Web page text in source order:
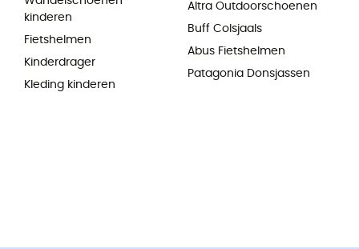
kinderen
Fietshelmen
Kinderdrager
Kleding kinderen
Altra Outdoorschoenen
Buff Colsjaals
Abus Fietshelmen
Patagonia Donsjassen